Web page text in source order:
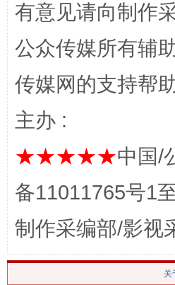
习近平的博鳌关键词
“刷贴”乱象丛生
有意见请向制作
公众传媒所有辅
传媒网的支持帮
主办 :
★★★★★中国/
备11011765号1
制作采编部/影视
关